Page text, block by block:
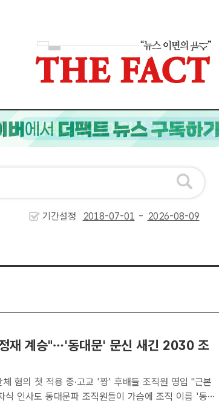
기간설정 -
재 계승"…'동대문' 문신 새긴 2030 조
체 혐의 첫 적용 중·고교 '짱' 후배들 조직원 영입 "근본
이 가슴에 조직 이름 '동대
모습. /서울경찰청[더팩트ㅣ정인지 기자] 이승만 정부